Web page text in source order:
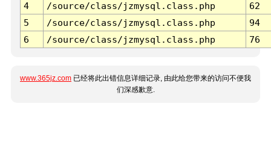
4
/source/class/jzmysql.class.php
62
5
/source/class/jzmysql.class.php
94
6
/source/class/jzmysql.class.php 76
www.365jz.com 已经将此出错信息详细记录, 由此给您带来的访问不便我
们深感歉意.